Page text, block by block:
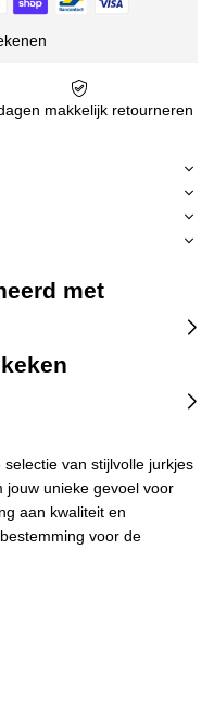
makkelijk retourneren
met
van stijlvolle jurkjes
jouw unieke gevoel voor
aan kwaliteit en
voor de